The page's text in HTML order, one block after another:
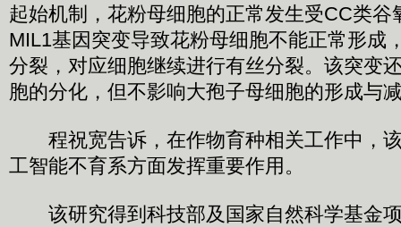
起始机制，花粉母细胞的正常发生受CC类谷
MIL1基因突变导致花粉母细胞不能正常形成
分裂，对应细胞继续进行有丝分裂。该突变
胞的分化，但不影响大孢子母细胞的形成与
程祝宽告诉，在作物育种相关工作中，
工智能不育系方面发挥重要作用。
该研究得到科技部及国家自然科学基金